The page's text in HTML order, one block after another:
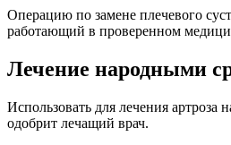
Операцию по замене плечевого
работающий в проверенном
Лечение народными
Использовать для лечения
одобрит лечащий врач.